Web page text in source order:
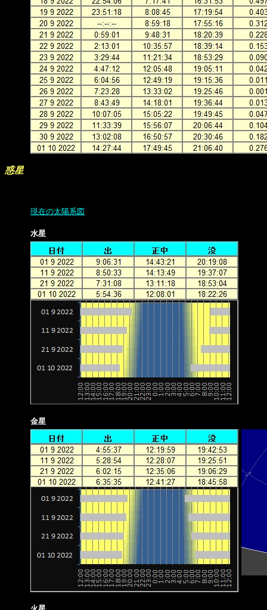
惑星
現在の太陽系図
水星
金星